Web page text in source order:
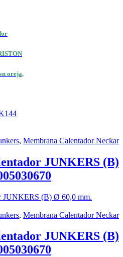
oreja,
, Membrana Calentador Neckar
JUNKERS (B)
, Membrana Calentador Neckar
JUNKERS (B)